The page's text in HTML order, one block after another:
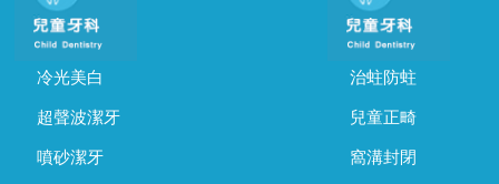
冷光美白
超聲波潔牙
噴砂潔牙
治蛀防蛀
兒童正畸
窩溝封閉